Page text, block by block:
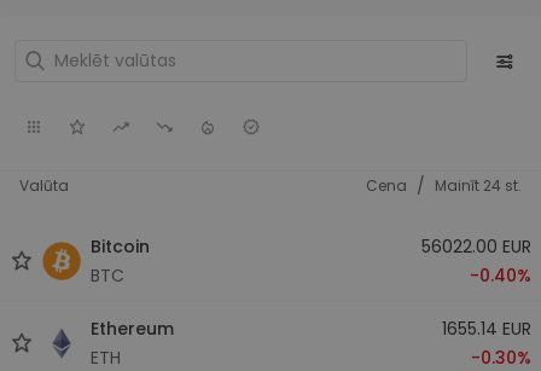
Valūta Cena / Mainīt 24 st.
Bitcoin
BTC
56022.00 EUR
-0.40%
Ethereum
ETH
1655.14 EUR
-0.30%